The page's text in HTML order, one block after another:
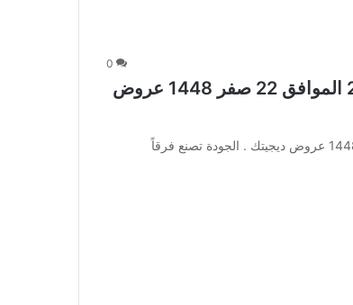
0
عروض لولو الرياض الأسبوعية 5 أغسطس 2026 الموافق 22 صفر 1448 عروض
عروض لولو الرياض الأسبوعية 5 أغسطس 2026 الموافق 22 صفر 1448 عروض ديجيتك . الجودة تصنع فرقاً